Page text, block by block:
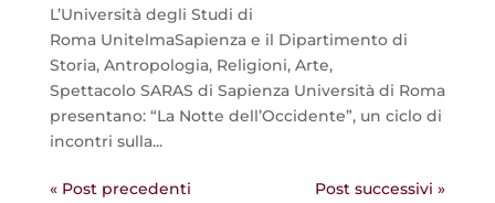
L’Università degli Studi di
Roma UnitelmaSapienza e il Dipartimento di
Storia, Antropologia, Religioni, Arte,
Spettacolo SARAS di Sapienza Università di Roma
presentano: “La Notte dell’Occidente”, un ciclo di
incontri sulla...
« Post precedenti Post successivi »